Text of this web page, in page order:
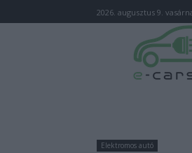
2026. augusztus 9.
Elektromos autó